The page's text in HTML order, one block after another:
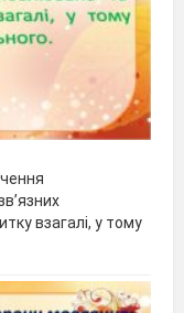
взагалі, у тому